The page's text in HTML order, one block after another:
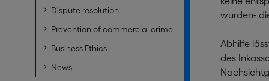
Dispute resolution
Prevention of commercial crime
Business Ethics
News
wurden-
Abhilfe
des